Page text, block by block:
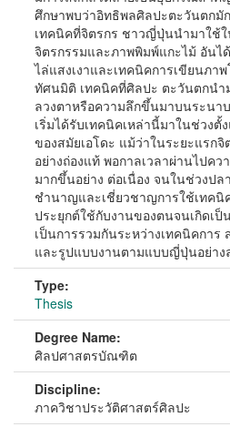
ศึกษาพบว่าอิทธิพลศิลปะตะวันตกมั
เทคนิคที่จิตรกร ชาวญี่ปุ่นนำมาใช้
จิตรกรรมและภาพพิมพ์แกะไม้ อันไ
ไล่แสงเงาและเทคนิคการเขียนภ
ทัศนมิติ เทคนิคที่ศิลปะ ตะวันตกนำ
ลวงตาหรือความลึกขึ้นมาบนระน
เริ่มได้รับเทคนิคเหล่านี้มาในช่วง
ของสมัยเอโดะ แม้ว่าในระยะแรกจิ
อย่างถ่องแท้ พอกาลเวลาผ่านไปค
มากขึ้นอย่าง ต่อเนื่อง จนในช่วงปล
ชำนาญและเชี่ยวชาญการใช้เทคนิ
ประยุกต์ใช้กับงานของตนจนเกิดเ
เป็นการรวมกันระหว่างเทคนิคกา
และรูปแบบงานตามแบบญี่ปุ่นอย่าง
Type:
Thesis
Degree Name:
ศิลปศาสตรบัณฑิต
Discipline:
ภาควิชาประวัติศาสตร์ศิลปะ